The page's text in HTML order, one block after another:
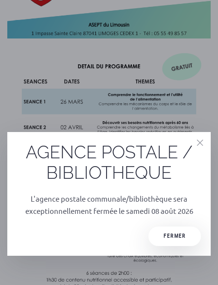
AGENCE POSTALE /
BIBLIOTHEQUE
L'agence postale communale/bibliothèque sera
exceptionnellement fermée le samedi 08 août 2026
FERMER